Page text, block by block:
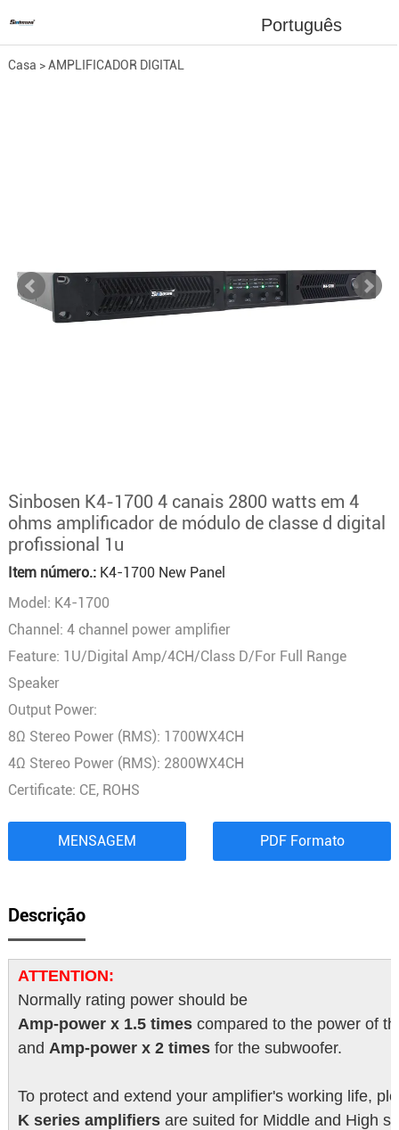
Português
Casa >AMPLIFICADOR DIGITAL
Sinbosen K4-1700 4 canais 2800 watts em 4
ohms amplificador de módulo de classe d digital
profissional 1u
Item número.:K4-1700 New Panel
Model: K4-1700
Channel: 4 channel power amplifier
Feature: 1U/Digital Amp/4CH/Class D/For Full Range
Speaker
Output Power:
8Ω Stereo Power (RMS): 1700WX4CH
4Ω Stereo Power (RMS): 2800WX4CH
Certificate: CE, ROHS
MENSAGEM PDF Formato
Descrição
ATTENTION:
Normally rating power should be
Amp-power x 1.5 timescompared to the power of
and Amp-power x 2 timesfor the subwoofer.
To protect and extend your amplifier's working life,
K series amplifiersare suited for Middle and High